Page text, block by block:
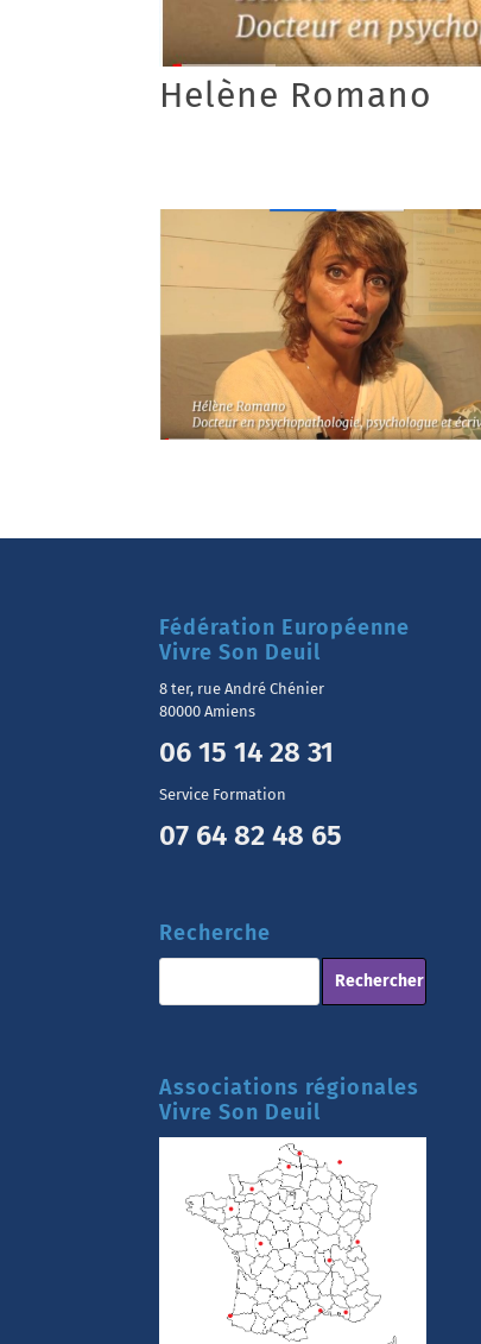
Helène Romano
Fédération Européenne
Vivre Son Deuil
8 ter, rue André Chénier
80000 Amiens
06 15 14 28 31
Service Formation
07 64 82 48 65
Recherche
Associations régionales
Vivre Son Deuil